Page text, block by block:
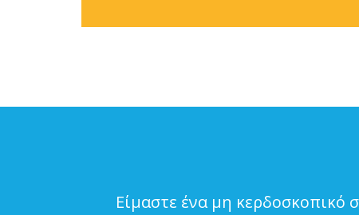
Είμαστε ένα μη